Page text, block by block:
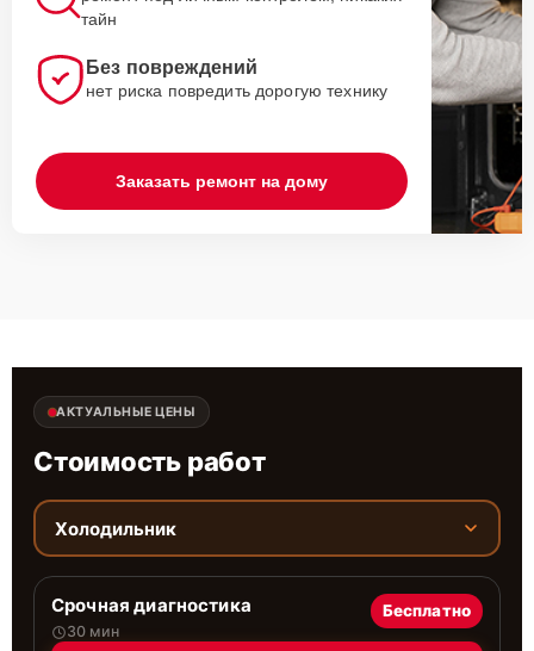
тайн
Без повреждений
нет риска повредить дорогую технику
Заказать ремонт на дому
АКТУАЛЬНЫЕ ЦЕНЫ
Стоимость работ
Холодильник
Срочная диагностика
30 мин
Бесплатно